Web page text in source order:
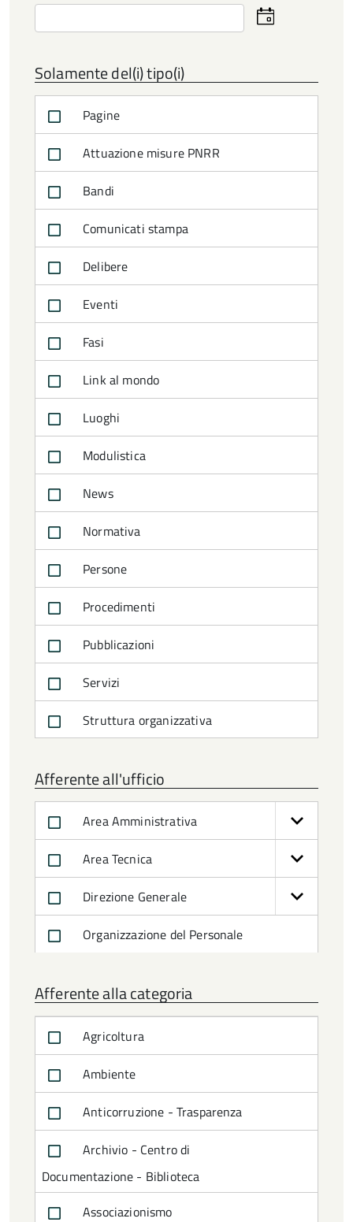
Seleziona
la
Solamente del(i) tipo(i)
Pagine
Attuazione misure PNRR
Bandi
Comunicati stampa
Delibere
Eventi
Fasi
Link al mondo
Luoghi
Modulistica
News
Normativa
Persone
Procedimenti
Pubblicazioni
Servizi
Struttura organizzativa
Afferente all'ufficio
Area Amministrativa
Area Tecnica
Direzione Generale
Organizzazione del Personale
Afferente alla categoria
Agricoltura
Ambiente
Anticorruzione - Trasparenza
Archivio - Centro di
Documentazione - Biblioteca
Associazionismo